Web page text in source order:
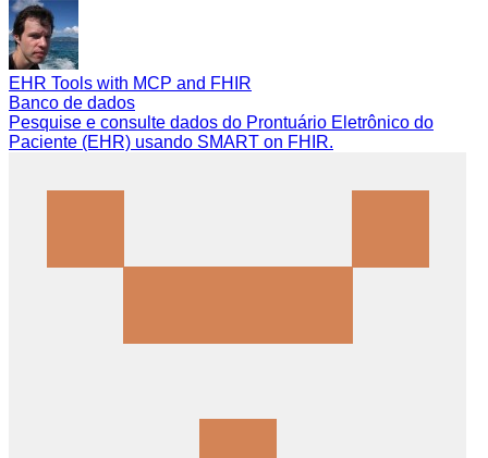
EHR Tools with MCP and FHIR
Banco de dados
Pesquise e consulte dados do Prontuário Eletrônico do
Paciente (EHR) usando SMART on FHIR.